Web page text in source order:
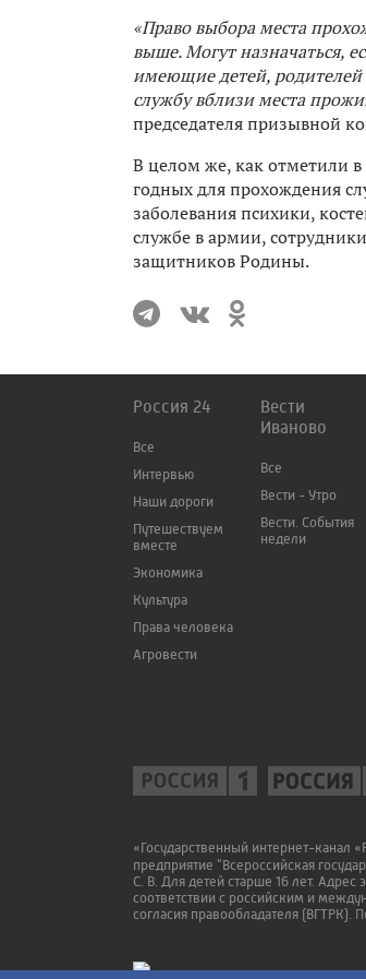
«Право выбора места
выше. Могут назначаться,
имеющие детей, родителей
службу вблизи места
председателя призывной
В целом же, как отметили
годных для прохождения
заболевания психики,
службе в армии,
защитников Родины.
Россия 24
Все
Интервью
Наши дороги
Путешествуем
вместе
Экономика
Культура
Права человека
Агровести
Вести
Иваново
Все
Вести - Утро
Вести. События
недели
«Государственный интернет-канал
предприятие "Всероссийская
С. В. Для детей старше 16 лет. Адрес
соответствии с российским и
согласия правообладателя (ВГТРК).